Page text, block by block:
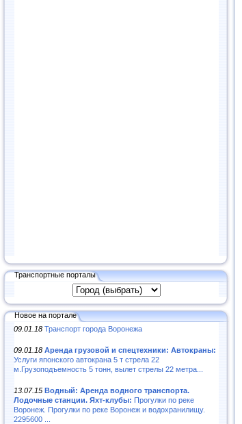
Транспортные порталы
Новое на портале
09.01.18 Транспорт города Воронежа
09.01.18 Аренда грузовой и спецтехники: Автокраны:
Услуги японского автокрана 5 т стрела 22
м.Грузоподъемность 5 тонн, вылет стрелы 22 метра...
13.07.15 Водный: Аренда водного транспорта.
Лодочные станции. Яхт-клубы: Прогулки по реке
Воронеж. Прогулки по реке Воронеж и водохранилищу.
2295600 ...